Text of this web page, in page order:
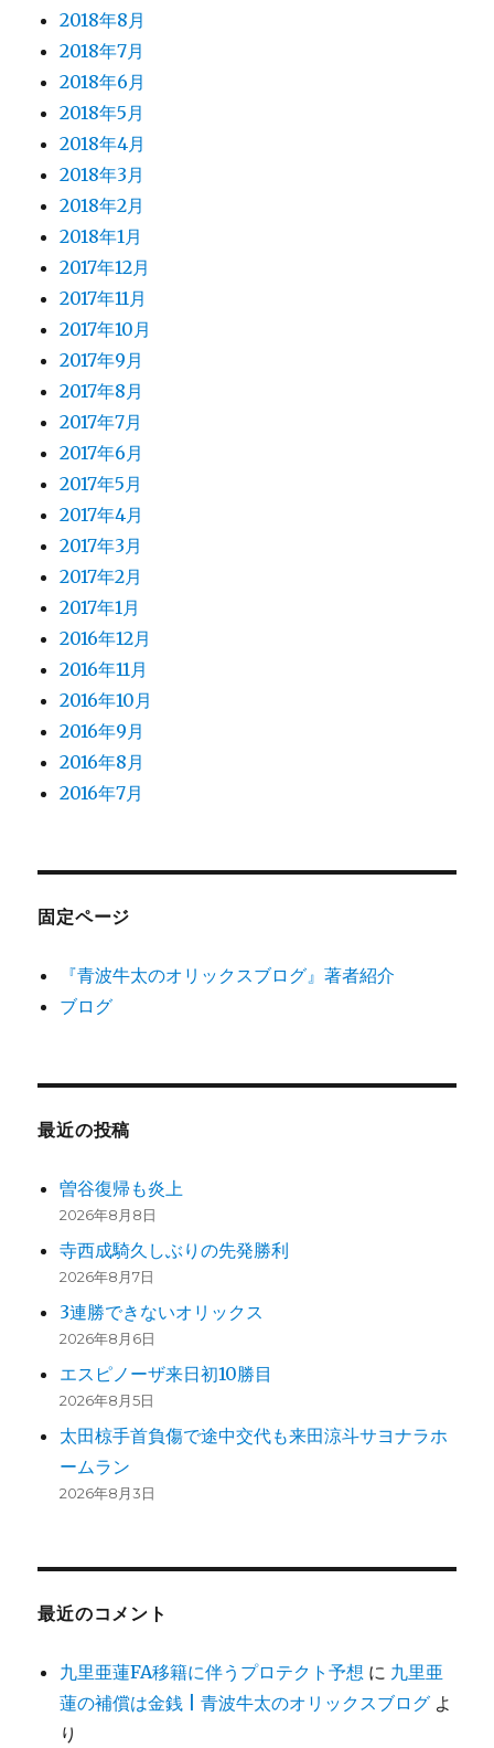
2018年8月
2018年7月
2018年6月
2018年5月
2018年4月
2018年3月
2018年2月
2018年1月
2017年12月
2017年11月
2017年10月
2017年9月
2017年8月
2017年7月
2017年6月
2017年5月
2017年4月
2017年3月
2017年2月
2017年1月
2016年12月
2016年11月
2016年10月
2016年9月
2016年8月
2016年7月
固定ページ
『青波牛太のオリックスブログ』著者紹介
ブログ
最近の投稿
曽谷復帰も炎上
2026年8月8日
寺西成騎久しぶりの先発勝利
2026年8月7日
3連勝できないオリックス
2026年8月6日
エスピノーザ来日初10勝目
2026年8月5日
太田椋手首負傷で途中交代も来田涼斗サヨナラホ
ームラン
2026年8月3日
最近のコメント
九里亜蓮FA移籍に伴うプロテクト予想 に 九里亜
蓮の補償は金銭 | 青波牛太のオリックスブログ よ
り